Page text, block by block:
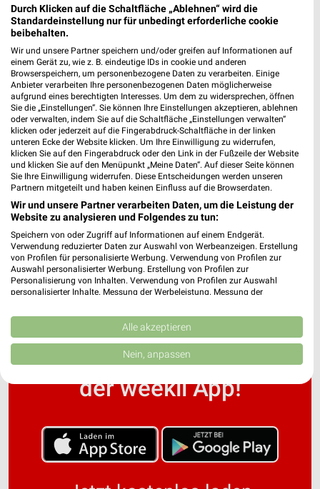
Nordsee Prospekte & Aktionen für Jena
NORMA Prospekt und aktuelle Angebote für
Jena
NOVA Filialen & Öffnungszeiten für Leuna OT
Günthersdorf
Noch mehr Angebote in
der weekli App!
Durch Klicken auf die Schaltfläche „Ablehnen“ wird die
Standardeinstellung nur für unbedingt erforderliche cookie
beibehalten.
Wir und unsere Partner speichern und/oder greifen auf Informationen auf
einem Gerät zu, wie z. B. eindeutige IDs in cookie und anderen
Browserspeichern, um personenbezogene Daten zu verarbeiten. Einige
Anbieter verarbeiten Ihre personenbezogenen Daten möglicherweise
aufgrund eines berechtigten Interesses. Um dem zu widersprechen, öffnen
Sie die „Einstellungen“. Sie können Ihre Einstellungen akzeptieren, ablehnen
oder verwalten, indem Sie auf die Schaltfläche „Einstellungen verwalten“
klicken oder jederzeit auf die Fingerabdruck-Schaltfläche in der linken
unteren Ecke der Website klicken. Um Ihre Einwilligung zu widerrufen,
klicken Sie auf den Fingerabdruck oder den Link in der Fußzeile der Website
und klicken Sie auf den Menüpunkt „Meine Daten“. Auf dieser Seite können
Sie Ihre Einwilligung widerrufen. Diese Entscheidungen werden unseren
Partnern mitgeteilt und haben keinen Einfluss auf die Browserdaten.
Wir und unsere Partner verarbeiten Daten, um die Leistung der
Website zu analysieren und Folgendes zu tun:
Speichern von oder Zugriff auf Informationen auf einem Endgerät.
Verwendung reduzierter Daten zur Auswahl von Werbeanzeigen. Erstellung
von Profilen für personalisierte Werbung. Verwendung von Profilen zur
Auswahl personalisierter Werbung. Erstellung von Profilen zur
Personalisierung von Inhalten. Verwendung von Profilen zur Auswahl
personalisierter Inhalte. Messung der Werbeleistung. Messung der
Kombinationen von Daten aus verschiedenen Quellen. Entwicklung und
Verbesserung der Angebote. Verwendung reduzierter Daten zur Auswahl
von Inhalten.
Daten können außerhalb der Europäischen Union weitergegeben und in die
USA gesendet werden.
Website/App.
Wir nutzen Ihre Daten für folgende Zwecke:
IAB-Verarbeitungszwecke:
Speichern von oder Zugriff auf Informationen
Alle akzeptieren
Nein, anpassen